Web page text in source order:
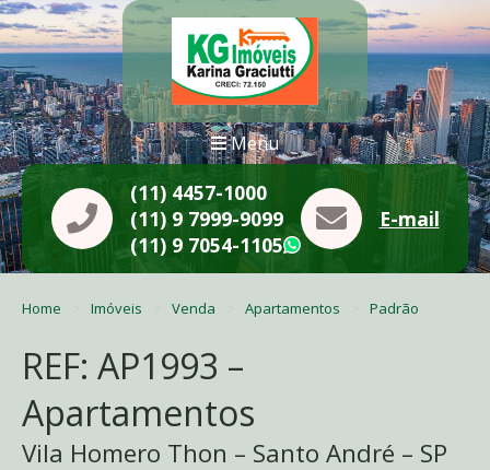
Menu
(11) 4457-1000
(11) 9 7999-9099
(11) 9 7054-1105
WhatsApp
E-mail
Home Imóveis Venda Apartamentos Padrão
REF: AP1993 –
Apartamentos
Vila Homero Thon – Santo André – SP